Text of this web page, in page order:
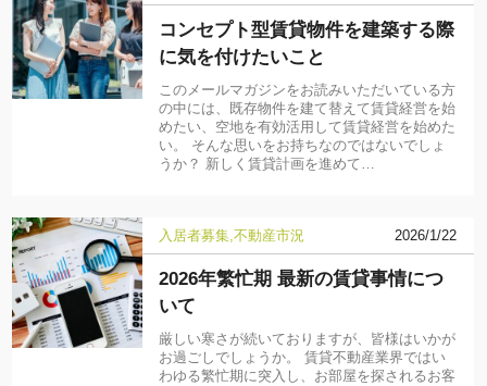
コンセプト型賃貸物件を建築する際
に気を付けたいこと
このメールマガジンをお読みいただいている方
の中には、既存物件を建て替えて賃貸経営を始
めたい、空地を有効活用して賃貸経営を始めた
い。 そんな思いをお持ちなのではないでしょ
うか？ 新しく賃貸計画を進めて…
入居者募集 不動産市況 2026/1/22
2026年繁忙期 最新の賃貸事情につ
いて
厳しい寒さが続いておりますが、皆様はいかが
お過ごしでしょうか。 賃貸不動産業界ではい
わゆる繁忙期に突入し、お部屋を探されるお客